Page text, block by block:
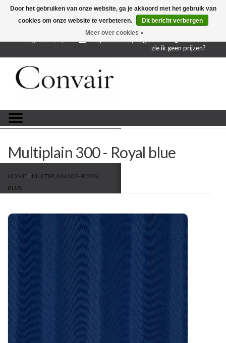
Gratis verzending bij aankoop vanaf € 250,-
Gratis
0 - €--,--
Mijn account | Registreren
Waarom
zie ik geen prijzen?
Stoffen per meter
Restanten
Blog
Multiplain 300 - Royal blue
HOME / MULTIPLAIN 300 - ROYAL
BLUE
Door het gebruiken van onze website, ga je akkoord met het gebruik van
cookies om onze website te verbeteren.
Dit bericht verbergen
Meer over cookies »